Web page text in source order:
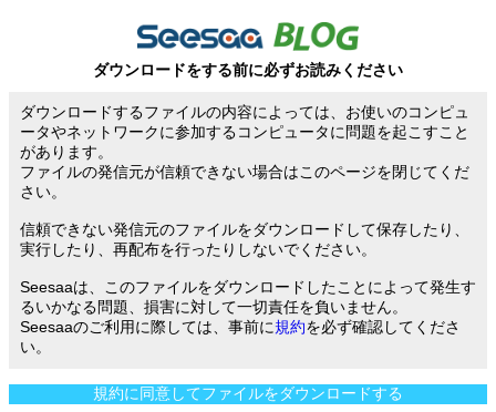
ダウンロードをする前に必ずお読みください
ダウンロードするファイルの内容によっては、お使いのコンピュ
ータやネットワークに参加するコンピュータに問題を起こすこと
があります。
ファイルの発信元が信頼できない場合はこのページを閉じてくだ
さい。
信頼できない発信元のファイルをダウンロードして保存したり、
実行したり、再配布を行ったりしないでください。
Seesaaは、このファイルをダウンロードしたことによって発生す
るいかなる問題、損害に対して一切責任を負いません。
Seesaaのご利用に際しては、事前に規約を必ず確認してくださ
い。
規約に同意してファイルをダウンロードする